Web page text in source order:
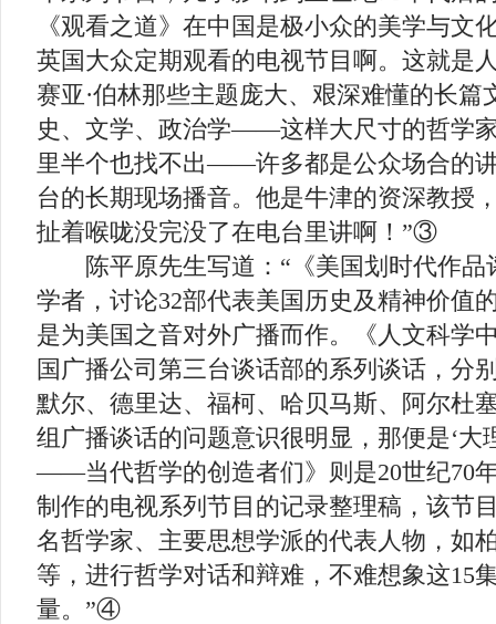
《观看之道》在中国是极小众的美学与文
英国大众定期观看的电视节目啊。这就是
赛亚·伯林那些主题庞大、艰深难懂的长篇
史、文学、政治学——这样大尺寸的哲学
里半个也找不出——许多都是公众场合的
台的长期现场播音。他是牛津的资深教授
扯着喉咙没完没了在电台里讲啊！”③
陈平原先生写道：“《美国划时代作品
学者，讨论32部代表美国历史及精神价值
是为美国之音对外广播而作。《人文科学
国广播公司第三台谈话部的系列谈话，分
默尔、德里达、福柯、哈贝马斯、阿尔杜
组广播谈话的问题意识很明显，那便是‘大
——当代哲学的创造者们》则是20世纪70
制作的电视系列节目的记录整理稿，该节
名哲学家、主要思想学派的代表人物，如
等，进行哲学对话和辩难，不难想象这15
量。”④